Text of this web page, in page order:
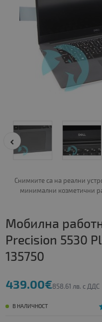
Снимките са на реални
минимални козметични
Мобилна
Precision 5530
135750
439.00€858.61 лв. с ДДС
В НАЛИЧНОСТ